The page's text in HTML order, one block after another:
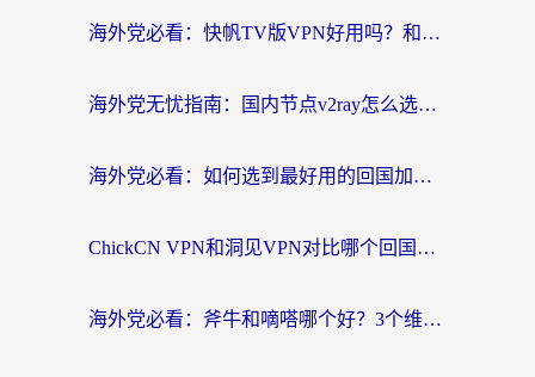
海外党必看：快帆TV版VPN好用吗？和快游VPN对比哪个回国效果更好？附实用避坑指南
海外党无忧指南：国内节点v2ray怎么选？一键回国VPN+多场景实测帮你避坑
海外党必看：如何选到最好用的回国加速器？从节点到售后的全维度指南
ChickCN VPN和洞见VPN对比哪个回国效果更好？海外党亲测3款加速器+避坑指南
海外党必看：斧牛和嘀嗒哪个好？3个维度教你选对回国加速器